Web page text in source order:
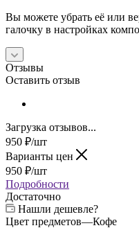
Вы можете убрать её или
галочку в настройках
Отзывы
Оставить отзыв
Загрузка отзывов...
950 ₽/шт
Варианты цен
950 ₽/шт
Подробности
Достаточно
Нашли дешевле?
Цвет предметов—Кофе